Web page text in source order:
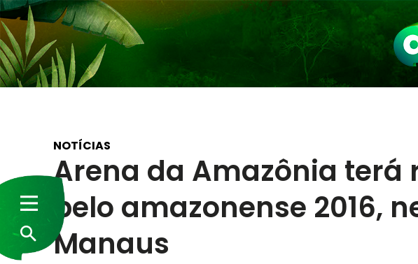
NOTÍCIAS
Arena da Amazônia terá
pelo amazonense 2016,
Manaus